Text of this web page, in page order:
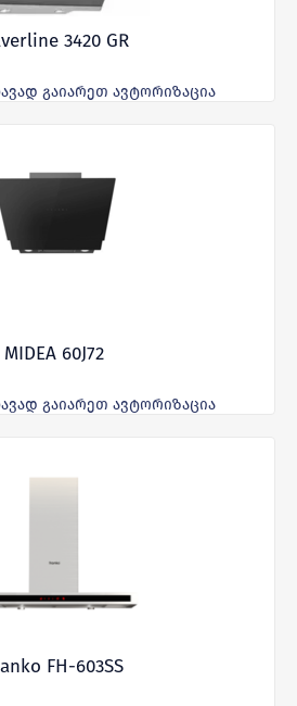
3420 GR
გაიარეთ ავტორიზაცია
MIDEA 60J72
გაიარეთ ავტორიზაცია
FH-603SS